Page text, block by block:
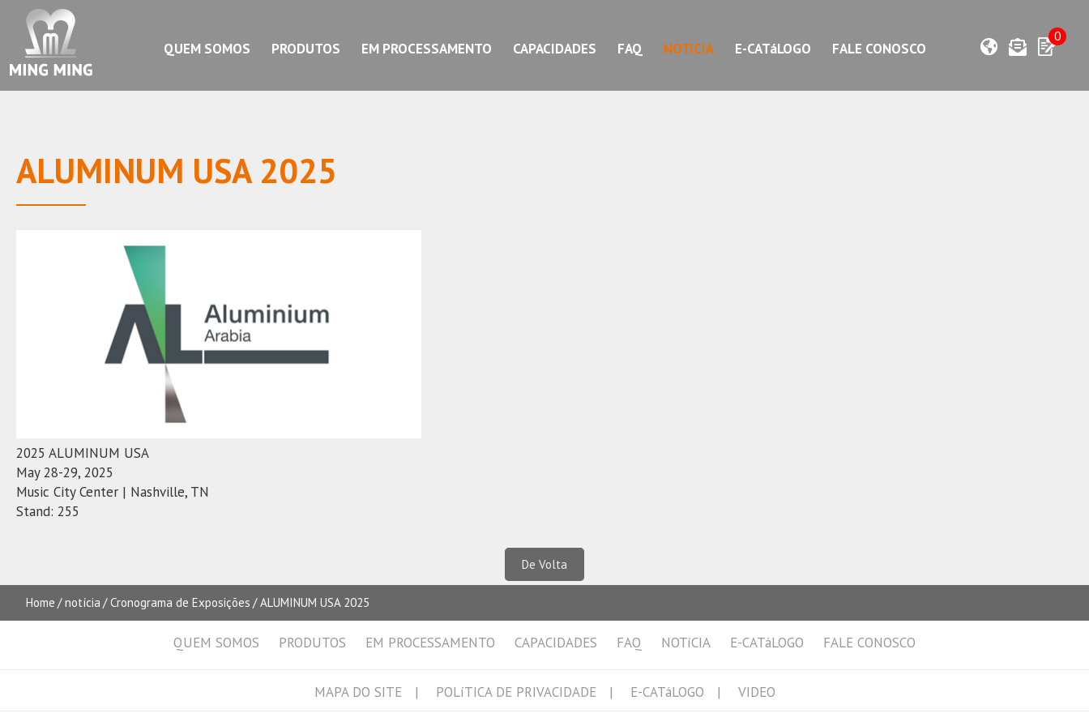
0
QUEM SOMOS PRODUTOS EM PROCESSAMENTO CAPACIDADES FAQ NOTíCIA E-CATáLOGO FALE CONOSCO
ALUMINUM USA 2025
2025 ALUMINUM USA
May 28-29, 2025
Music City Center | Nashville, TN
Stand: 255
De Volta
Home notícia Cronograma de Exposições ALUMINUM USA 2025
QUEM SOMOS PRODUTOS EM PROCESSAMENTO CAPACIDADES FAQ NOTíCIA E-CATáLOGO FALE CONOSCO
MAPA DO SITE POLíTICA DE PRIVACIDADE E-CATáLOGO VIDEO